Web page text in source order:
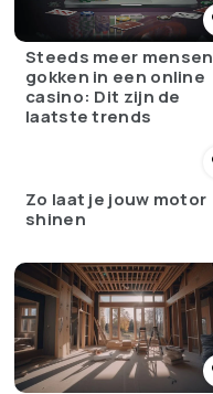
Steeds meer mensen
gokken in een online
casino: Dit zijn de
laatste trends
Zo laat je jouw motor
shinen